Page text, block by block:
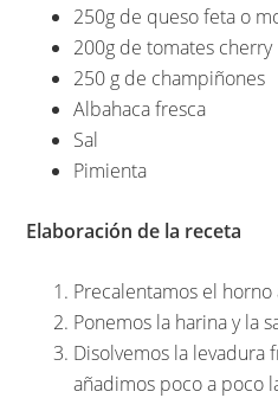
250g de queso feta o
200g de tomates cherry
250 g de champiñones
Albahaca fresca
Sal
Pimienta
Elaboración de la receta
Precalentamos el horno
Ponemos la harina y la
Disolvemos la levadura
añadimos poco a poco